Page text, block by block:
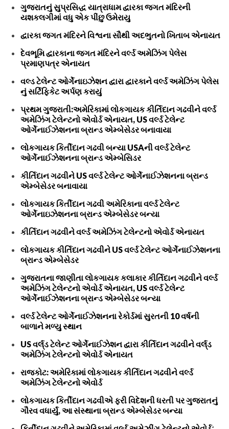
ગુજરાતનું સુપ્રસિદ્ધ યાત્રાધામ દ્વારકા જગત મંદિરની
યશકલગીમાં વધુ એક પીંછુ ઉમેરાયુ
દ્વારકા જગત મંદિરને વિશ્વના સૌથી અદભુતનો ખિતાબ એનાયત
દેવભૂમિ દ્વારકાના જગત મંદિરને વર્લ્ડ અમેઝિંગ પેલેસ
પ્રમાણપત્ર એનાયત
વલ્ડ ટેલેન્ટ ઓર્ગેનાઇઝેશન દ્વારા દ્વારકાને વર્લ્ડ અમેઝિંગ પેલેસ
નું સર્ટિફિકેટ અર્પણ કરાયું
પ્રથમ ગુજરાતી:અમેરિકામાં લોકગાયક કીર્તિદાન ગઢવીને વર્લ્ડ
અમેઝિંગ ટેલેન્ટનો એવોર્ડ એનાયત, US વર્લ્ડ ટેલેન્ટ
ઓર્ગેનાઈઝેશનના બ્રાન્ડ એમ્બેસેડર બનાવાયા
લોકગાયક કિર્તીદાન ગઢવી બન્યા USAની વર્લ્ડ ટેલેન્ટ
ઓર્ગેનાઈઝેશનના બ્રાન્ડ એમ્બેસિડર
કીર્તિદાન ગઢવીને US વર્લ્ડ ટેલેન્ટ ઓર્ગેનાઈઝેશનના બ્રાન્ડ
એમ્બેસેડર બનાવાયા
લોકગાયક કિર્તીદાન ગઢવી અમેરિકાના વર્લ્ડ ટેલેન્ટ
ઓર્ગેનાઇઝેશનના બ્રાન્ડ એમ્બેસેડર બન્યા
કીર્તિદાન ગઢવીને વર્લ્ડ અમેઝિંગ ટેલેન્ટનો એવોર્ડ એનાયત
લોકગાયક કીર્તિદાન ગઢવીને US વર્લ્ડ ટેલેન્ટ ઓર્ગેનાઈઝેશનના
બ્રાન્ડ એમ્બેસેડર
ગુજરાતના જાણીતા લોકગાયક કલાકાર કીર્તિદાન ગઢવીને વર્લ્ડ
અમેઝિંગ ટેલેન્ટનો એવોર્ડ એનાયત, US વર્લ્ડ ટેલેન્ટ
ઓર્ગેનાઈઝેશનના બ્રાન્ડ એમ્બેસેડર બન્યા
વર્લ્ડ ટેલેન્ટ ઓર્ગેનાઈઝેશનના રેકોર્ડમાં સુરતની 10 વર્ષની
બાળાને મળ્યુ સ્થાન
US વર્લ્‌ડ ટેલેન્ટ ઓર્ગેનાઈઝેશન દ્વારા કીર્તિદાન ગઢવીને વર્લ્‌ડ
અમેઝિંગ ટેલેન્ટનો એવોર્ડ એનાયત
રાજકોટ: અમેરિકામાં લોકગાયક કીર્તિદાન ગઢવીને વર્લ્ડ
અમેઝિંગ ટેલેન્ટનો એવોર્ડ
લોકગાયક કિર્તીદાન ગઢવીએ ફરી વિદેશની ધરતી પર ગુજરાતનું
ગૌરવ વધાર્યું, આ સંસ્થાના બ્રાન્ડ એમ્બેસેડર બન્યા